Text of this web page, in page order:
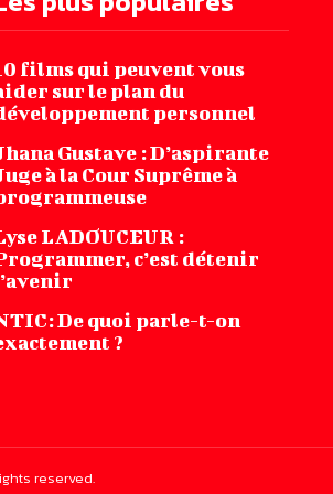
films qui peuvent vous
sur le plan du
personnel
‌Gustave‌ ‌:‌ ‌D’aspirante‌
‌à‌ ‌la‌ ‌Cour‌ ‌Suprême‌ ‌à
LADOUCEUR :
c’est détenir
De quoi parle-t-on
?
reserved.